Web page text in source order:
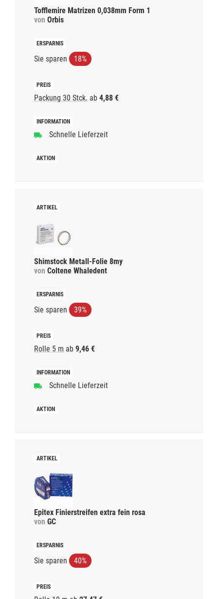
Tofflemire Matrizen 0,038mm Form 1
von Orbis
Sie sparen 18%
Packung 30 Stck. ab 4,88 €
Schnelle Lieferzeit
Shimstock Metall-Folie 8my
von Coltene Whaledent
Sie sparen 39%
Rolle 5 m ab 9,46 €
Schnelle Lieferzeit
Epitex Finierstreifen extra fein rosa
von GC
Sie sparen 40%